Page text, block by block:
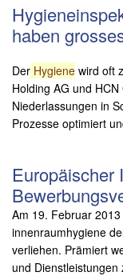
haben
Der Hygiene wird oft
Holding AG und
Niederlassungen in
Prozesse optimiert
Europäischer
Am 19. Februar
innenraumhygiene
verliehen. Prämiert
und